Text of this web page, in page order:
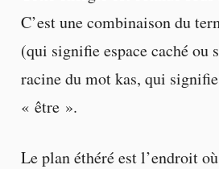
C’est une combinaison du
(qui signifie espace caché ou
racine du mot kas, qui
« être ».
Le plan éthéré est l’endroit